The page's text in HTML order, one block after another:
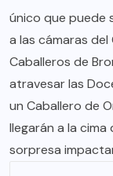
único que puede
a las cámaras
Caballeros de
atravesar las
un Caballero de
llegarán a la
sorpresa